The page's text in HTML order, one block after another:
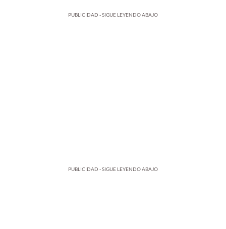
PUBLICIDAD - SIGUE LEYENDO ABAJO
PUBLICIDAD - SIGUE LEYENDO ABAJO